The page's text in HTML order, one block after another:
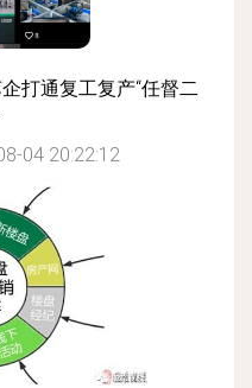
企打通复工复产“任督二
04 20:22:12